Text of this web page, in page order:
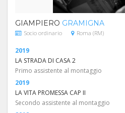
GIAMPIERO GRAMIGNA
Socio ordinario Roma (RM)
2019
LA STRADA DI CASA 2
Primo assistente al montaggio
2019
LA VITA PROMESSA CAP II
Secondo assistente al montaggio